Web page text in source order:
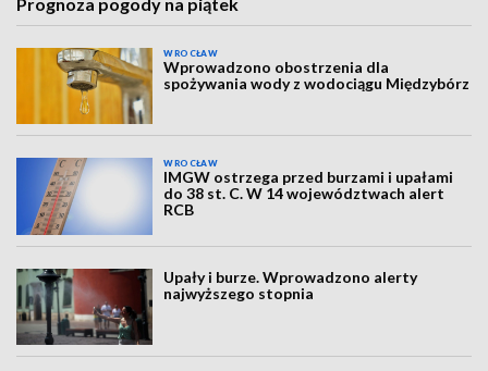
WROCŁAW
Wprowadzono obostrzenia dla
spożywania wody z wodociągu Międzybórz
WROCŁAW
IMGW ostrzega przed burzami i upałami
do 38 st. C. W 14 województwach alert
RCB
Upały i burze. Wprowadzono alerty
najwyższego stopnia